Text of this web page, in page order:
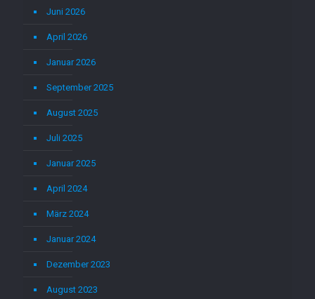
Juni 2026
April 2026
Januar 2026
September 2025
August 2025
Juli 2025
Januar 2025
April 2024
März 2024
Januar 2024
Dezember 2023
August 2023